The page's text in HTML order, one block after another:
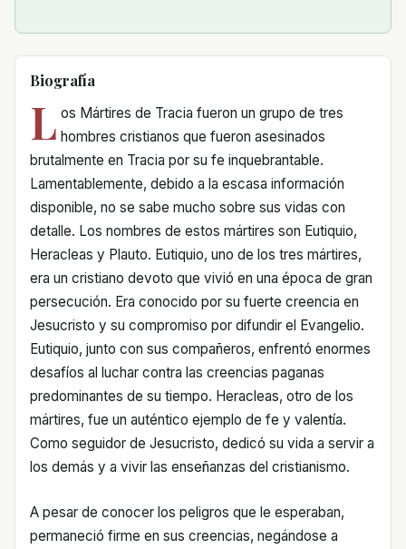
Biografía
L os Mártires de Tracia fueron un grupo de tres
hombres cristianos que fueron asesinados
brutalmente en Tracia por su fe inquebrantable.
Lamentablemente, debido a la escasa información
disponible, no se sabe mucho sobre sus vidas con
detalle. Los nombres de estos mártires son Eutiquio,
Heracleas y Plauto. Eutiquio, uno de los tres mártires,
era un cristiano devoto que vivió en una época de gran
persecución. Era conocido por su fuerte creencia en
Jesucristo y su compromiso por difundir el Evangelio.
Eutiquio, junto con sus compañeros, enfrentó enormes
desafíos al luchar contra las creencias paganas
predominantes de su tiempo. Heracleas, otro de los
mártires, fue un auténtico ejemplo de fe y valentía.
Como seguidor de Jesucristo, dedicó su vida a servir a
los demás y a vivir las enseñanzas del cristianismo.
A pesar de conocer los peligros que le esperaban,
permaneció firme en sus creencias, negándose a